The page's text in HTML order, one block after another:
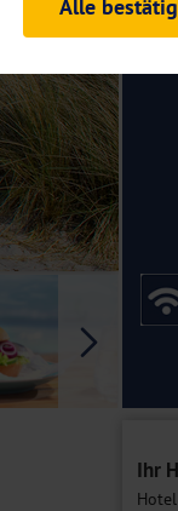
Ihr
und Analysen.
Auftritts ermitteln
es zu einer Drittlands
Daten finden Sie in
Alle